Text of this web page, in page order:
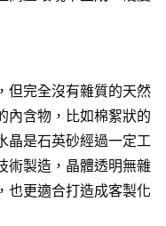
但完全沒有雜質的天然
內含物，比如棉絮狀的
晶是石英砂經過一定工
術製造，晶體透明無雜
也更適合打造成客製化